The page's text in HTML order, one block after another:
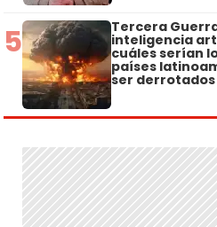
5 Tercera
inteligencia
cuáles serían
países
ser derrotados